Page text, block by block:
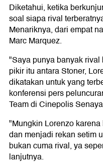
Diketahui, ketika
soal siapa rival
Menariknya, dari empat
Marc Marquez.
"Saya punya banyak
pikir itu antara Stoner,
dikatakan untuk yang
konferensi pers
Team di Cinepolis
"Mungkin Lorenzo
dan menjadi rekan setim
bukan cuma rival, ya
lanjutnya.